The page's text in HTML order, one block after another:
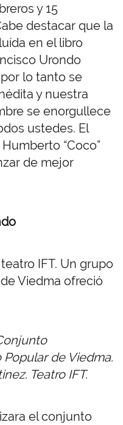
y 15
destacar que la
en el libro
Urondo
lo tanto se
y nuestra
se enorgullece
ustedes. El
“Coco”
de mejor
IFT. Un grupo
Viedma ofreció
Popular de Viedma.
Teatro IFT.
el conjunto